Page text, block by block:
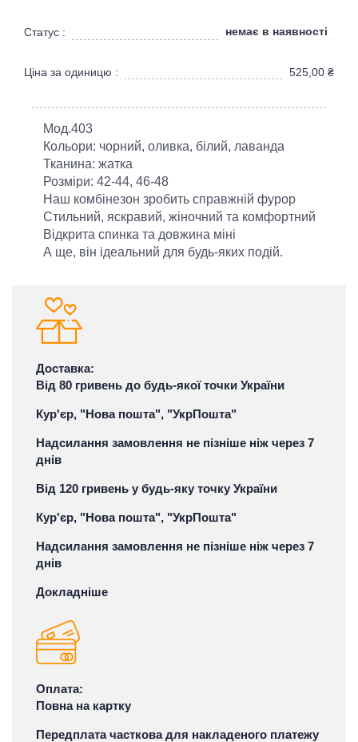
Статус : немає в наявності
Ціна за одиницю : 525,00 ₴
Мод.403
Кольори: чорний, оливка, білий, лаванда
Тканина: жатка
Розміри: 42-44, 46-48
Наш комбінезон зробить справжній фурор
Стильний, яскравий, жіночний та комфортний
Відкрита спинка та довжина міні
А ще, він ідеальний для будь-яких подій.
Доставка:
Від 80 гривень до будь-якої точки України
Кур'єр, "Нова пошта", "УкрПошта"
Надсилання замовлення не пізніше ніж через 7
днів
Від 120 гривень у будь-яку точку України
Кур'єр, "Нова пошта", "УкрПошта"
Надсилання замовлення не пізніше ніж через 7
днів
Докладніше
Оплата:
Повна на картку
Передплата часткова для накладеного платежу